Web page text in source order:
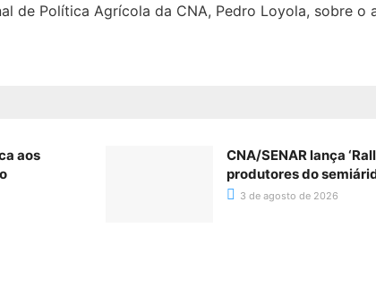
de Política Agrícola da CNA, Pedro Loyola, sobre o
aos
CNA/SENAR lança
produtores do
3 de agosto de 2026